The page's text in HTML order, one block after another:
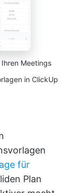
Meetings
in ClickUp
für
Plan